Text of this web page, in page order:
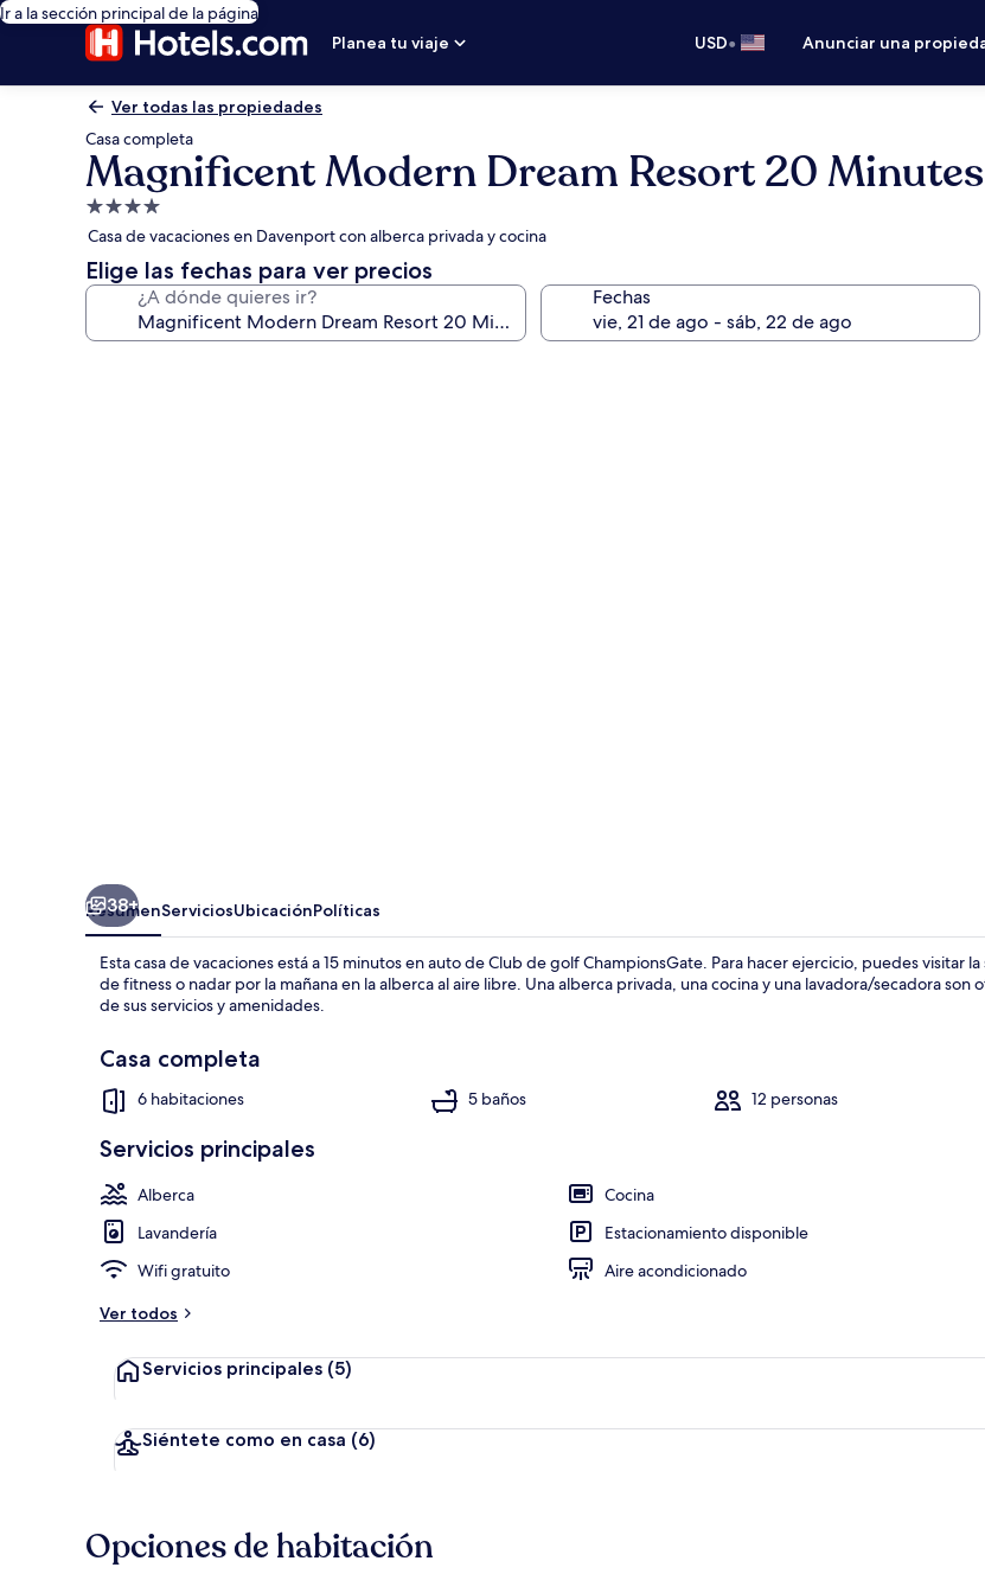
Ir a la sección principal de la página
Planea tu viaje
USD• Anunciar una
Ver todas las propiedades
Casa completa
Magnificent Modern Dream Resort 20
Propiedad
de
4.0
estrellas
Casa de vacaciones en Davenport con alberca privada y cocina
Elige las fechas para ver precios
¿A dónde quieres ir? Fechas
38+
ResumenServiciosUbicaciónPolíticas
Esta casa de vacaciones está a 15 minutos en auto de Club de golf ChampionsGate. Para hacer ejercicio, puedes visitar la
de fitness o nadar por la mañana en la alberca al aire libre. Una alberca privada, una cocina y una lavadora/secadora son
de sus servicios y amenidades.
Casa completa
6 habitaciones 5 baños 12 personas
Servicios principales
Alberca
Cocina
Lavandería
Estacionamiento disponible
Wifi gratuito
Aire acondicionado
Ver todos
Servicios principales (5)
Siéntete como en casa (6)
Opciones de habitación